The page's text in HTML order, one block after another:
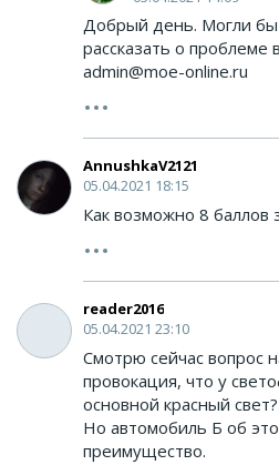
Добрый день. Могли
рассказать о проблеме
admin@moe-online.ru
AnnushkaV2121
05.04.2021 18:15
Как возможно 8 баллов
reader2016
05.04.2021 23:10
Смотрю сейчас вопрос
провокация, что у
основной красный
Но автомобиль Б об
преимущество.